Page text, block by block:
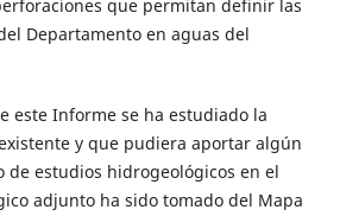
que permitan definir las
De­partamento en aguas del
este Informe se ha estudiado la
y que pudiera aportar algún
de estudios hidrogeológicos en el
adjunto ha sido tomado del Mapa